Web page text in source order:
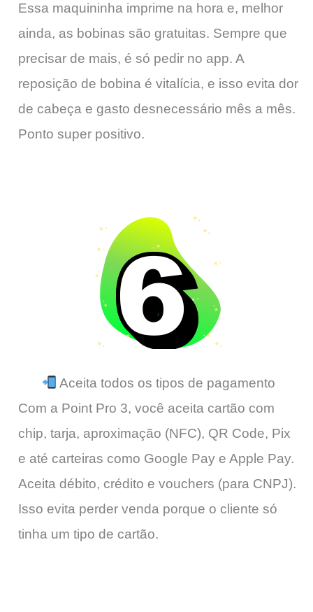
Essa maquininha imprime na hora e, melhor
ainda, as bobinas são gratuitas. Sempre que
precisar de mais, é só pedir no app. A
reposição de bobina é vitalícia, e isso evita dor
de cabeça e gasto desnecessário mês a mês.
Ponto super positivo.
Aceita todos os tipos de pagamento
Com a Point Pro 3, você aceita cartão com
chip, tarja, aproximação (NFC), QR Code, Pix
e até carteiras como Google Pay e Apple Pay.
Aceita débito, crédito e vouchers (para CNPJ).
Isso evita perder venda porque o cliente só
tinha um tipo de cartão.